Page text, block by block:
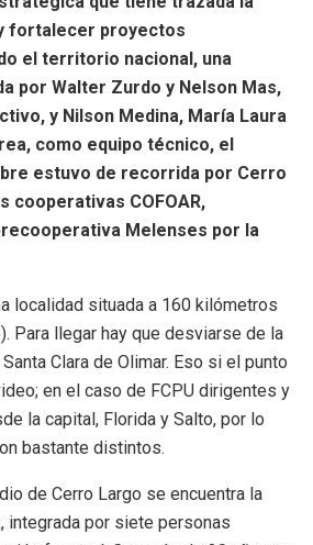
fortalecer proyectos
el territorio nacional, una
por Walter Zurdo y Nelson Mas,
y Nilson Medina, María Laura
como equipo técnico, el
estuvo de recorrida por Cerro
cooperativas COFOAR,
Melenses por la
localidad situada a 160 kilómetros
Para llegar hay que desviarse de la
Clara de Olimar. Eso si el punto
en el caso de FCPU dirigentes y
la capital, Florida y Salto, por lo
bastante distintos.
de Cerro Largo se encuentra la
integrada por siete personas